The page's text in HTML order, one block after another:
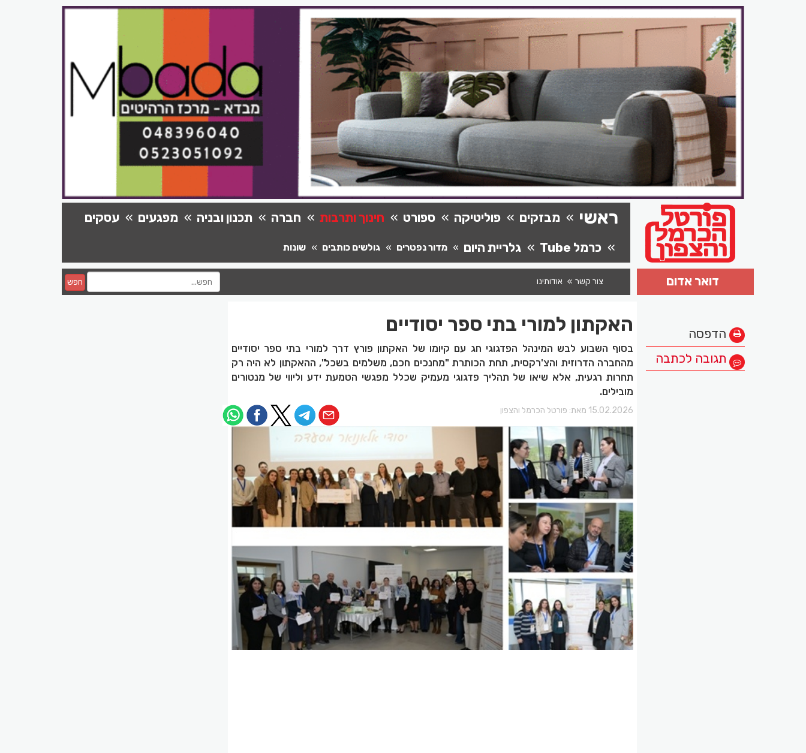
ראשי מבזקים פוליטיקה ספורט חינוך ותרבות חברה תכנון ובניה מפגעים
עסקים
כרמל Tube
גלריית היום מדור נפטרים גולשים כותבים שונות
צור קשר אודותינו חפש דואר אדום
הדפסה
תגובה לכתבה
האקתון למורי בתי ספר יסודיים
בסוף השבוע לבש המינהל הפדגוגי חג עם קיומו של האקתון פורץ דרך למורי בתי ספר יסודיים
מהחברה הדרוזית והצ'רקסית, תחת הכותרת "מחנכים חכם, משלמים בשכל", ההאקתון לא היה רק
תחרות רגעית, אלא שיאו של תהליך פדגוגי מעמיק שכלל מפגשי הטמעת ידע וליווי של מנטורים
מובילים.
15.02.2026 מאת: פורטל הכרמל והצפון